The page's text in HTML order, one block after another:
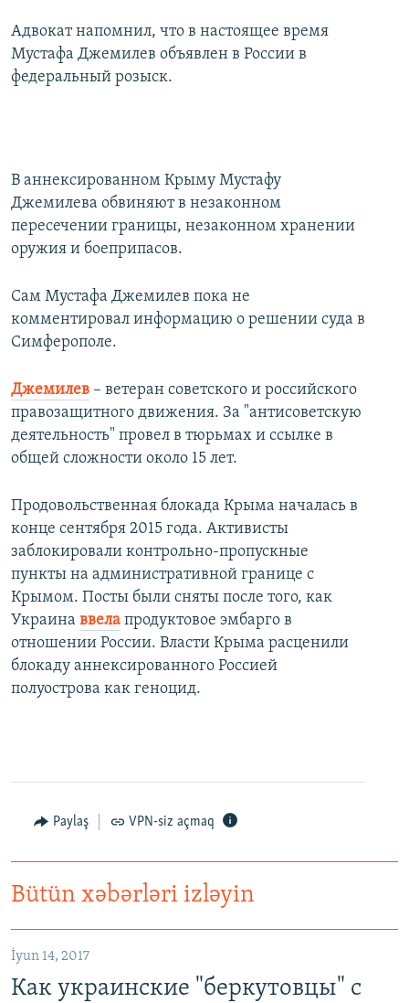
Адвокат напомнил, что в настоящее время
Мустафа Джемилев объявлен в России в
федеральный розыск.
В аннексированном Крыму Мустафу
Джемилева обвиняют в незаконном
пересечении границы, незаконном хранении
оружия и боеприпасов.
Сам Мустафа Джемилев пока не
комментировал информацию о решении суда в
Симферополе.
Джемилев – ветеран советского и российского
правозащитного движения. За "антисоветскую
деятельность" провел в тюрьмах и ссылке в
общей сложности около 15 лет.
Продовольственная блокада Крыма началась в
конце сентября 2015 года. Активисты
заблокировали контрольно-пропускные
пункты на административной границе с
Крымом. Посты были сняты после того, как
Украина ввела продуктовое эмбарго в
отношении России. Власти Крыма расценили
блокаду аннексированного Россией
полуострова как геноцид.
Paylaş VPN-siz açmaq
Bütün xəbərləri izləyin
İyun 14, 2017
Как украинские "беркутовцы" с